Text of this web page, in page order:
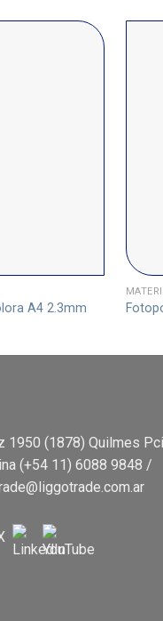
A4 2.3mm
1950 (1878) Quilmes
(+54 11) 6088 9848 /